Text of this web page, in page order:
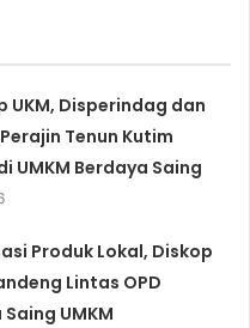
UKM, Disperindag dan
Tenun Kutim
UMKM Berdaya Saing
Produk Lokal, Diskop
Lintas OPD
UMKM